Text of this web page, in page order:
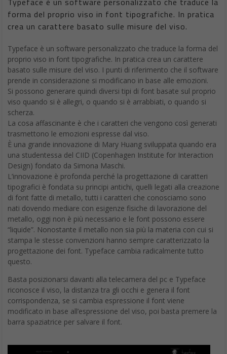
forma del proprio viso in font tipografiche. In pratica
crea un carattere basato sulle misure del viso.
Typeface è un software personalizzato che traduce la forma del
proprio viso in font tipografiche. In pratica crea un carattere
basato sulle misure del viso. I punti di riferimento che il software
prende in considerazione si modificano in base alle emozioni.
Si possono generare quindi diversi tipi di font basate sul proprio
viso quando si è allegri, o quando si è arrabbiati, o quando si
scherza.
La cosa affascinante è che i caratteri che vengono così generati
trasmettono le emozioni espresse dal viso.
È una grande innovazione di Mary Huang sviluppata quando era
una studentessa del CIID (Copenhagen Institute for Interaction
Design) fondato da Simona Maschi.
L’innovazione è profonda perché la progettazione di caratteri
tipografici è fondata su principi antichi, quelli legati alla creazione
di font fatte di metallo, tutti i caratteri che conosciamo sono
nati dovendo mediare con esigenze fisiche di lavorazione del
metallo, oggi non è più necessario e le font possono essere
“liquide”. Nonostante il metallo non sia più la materia con cui si
stampa le stesse convenzioni hanno sempre caratterizzato la
progettazione dei font. Typeface cambia radicalmente tutto
questo.
Basta posizionarsi davanti alla telecamera del pc e Typeface
riconosce il viso, la distanza tra gli occhi e genera il font
corrispondenza, se si cambia espressione il font viene
modificato in base all’espressione del viso, poi basta premere la
barra spaziatrice per salvare il font.